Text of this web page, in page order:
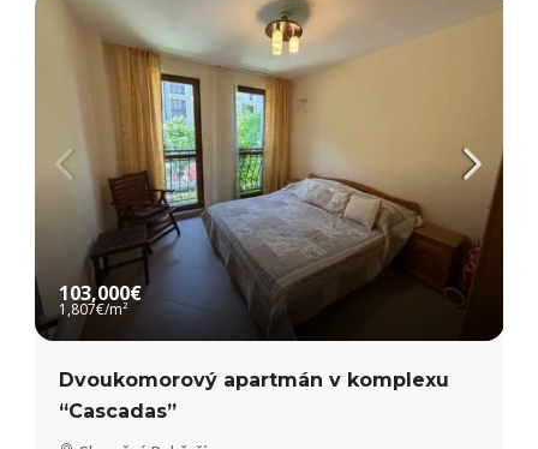
103,000€
1,807€/m²
Dvoukomorový apartmán v komplexu
“Cascadas”